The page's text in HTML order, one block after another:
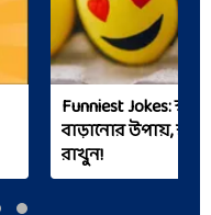
Funniest Jokes:
বাড়ানোর উপায়,
রাখুন!